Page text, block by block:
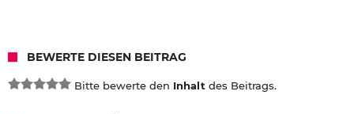
BEWERTE DIESEN BEITRAG
Bitte bewerte den Inhalt des Beitrags.